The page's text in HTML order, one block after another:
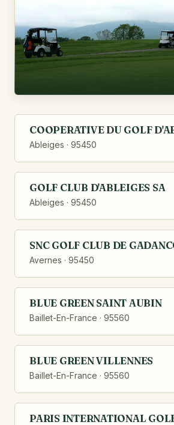
COOPERATIVE DU GOLF
Ableiges · 95450
GOLF CLUB D'ABLEIGES SA
Ableiges · 95450
SNC GOLF CLUB DE
Avernes · 95450
BLUE GREEN SAINT AUBIN
Baillet-En-France · 95560
BLUE GREEN VILLENNES
Baillet-En-France · 95560
PARIS INTERNATIONAL